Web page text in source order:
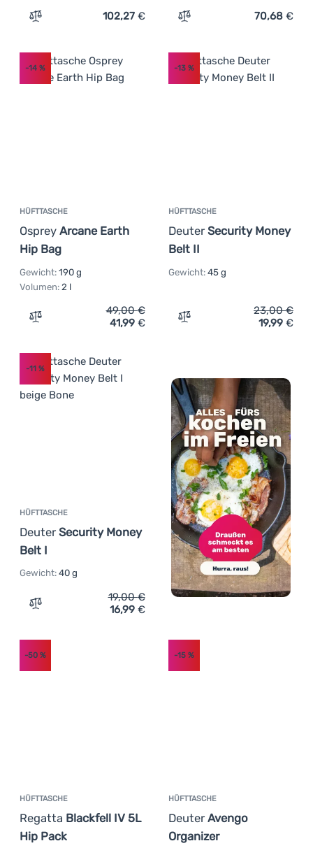
Zum Vergleich 'Hüfttasche Peak Design Outdoor Sling
102,27 €
Zum Vergleich
70,68 €
HÜFTTASCHE
Osprey Arcane Earth
Hip Bag
-14 %
Gewicht: 190 g
Volumen: 2 l
Zum Vergleich 'Hüfttasche Osprey Arcane Earth Hip
49,00€
41,99 €
HÜFTTASCHE
Deuter Security Money
Belt II
-13%
Gewicht: 45 g
Zum Vergleich
23,00€
19,99 €
HÜFTTASCHE
Deuter Security Money
Belt I
-11 %
Gewicht: 40 g
Zum Vergleich 'Hüfttasche Deuter Security Money Belt
19,00€
16,99 €
HÜFTTASCHE
Regatta Blackfell IV 5L
Hip Pack
-50 %
HÜFTTASCHE
Deuter Avengo
Organizer
-15%